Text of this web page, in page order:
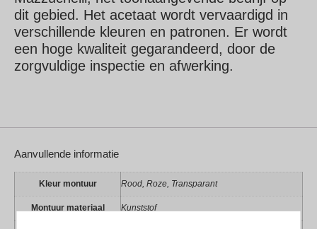
dit gebied. Het acetaat wordt vervaardigd in
verschillende kleuren en patronen. Er wordt
een hoge kwaliteit gegarandeerd, door de
zorgvuldige inspectie en afwerking.
Aanvullende informatie
Kleur montuur Rood, Roze, Transparant
Montuur materiaal Kunststof